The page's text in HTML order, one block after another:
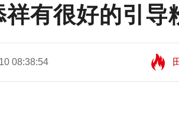
祥有很好的引
08:38:54